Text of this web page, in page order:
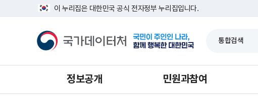
이 누리집은 대한민국 공식 전자정부 누리집입니다.
정보공개 민원과참여